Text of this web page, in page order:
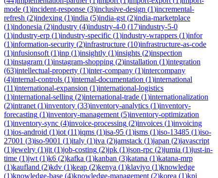
mode (1)incident-response (3)inclusive-design (1)incremental-
refresh (2)indexing (1)india (5)india-gst (2)india-marketplace
(1)indonesia (2)industry (4)industry-4-0 (17)industry-5-0
(1)industry-erp (1)industry-specific (1)industry-wrappers (1)infor
(1)information-security (2)infrastructure (10)infrastructure-as-code
(1)infusionsoft (1)inp (1)insightly (1)insights (2)inspection
(1)instagram (1)instagram-shopping (2)installation (1)integration
(63)intellectual-property (1)inter-company (1)intercompany
(4)internal-controls (1)internal-documentation (1)international
(11)international-expansion (1)international-logistics
(1)international-selling (2)international-trade (1)internationalization
(2)intranet (1)inventory (33)inventory-analytics (1)inventory-
forecasting (1)inventory-management (5)inventory-optimization
(1)inventory-sync (4)invoice-processing (2)invoices (1)invoicing
(1)ios-android (1)iot (11)iqms (1)isa-95 (1)isms (1)iso-13485 (1)iso-
27001 (3)iso-9001 (1)italy (1)iva (2)jamstack (1)japan (2)javascript
(1)jewelry (1)jit (1)job-costing (2)jpk (1)json-rpc (2)jumia (1)just-in-
time (1)jwt (1)k6 (2)kafka (1)kanban (3)katana (1)katana-mrp
(1)kaufland (2)kdv (1)keap (2)kenya (1)klaviyo (1)knowledge
(1)knowledge-base (4)knowledge-management (2)korea (1)kpi